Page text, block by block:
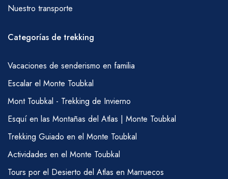
durante el día; ellos, por supuesto,
de sus deberes.
Es importante beber mucha agua durante su
caminata; el agua se puede comprar en
Marrakech antes de partir o en Imlil. También
es posible obtener agua en pequeños
del sendero en Imlil y en el refugio de
Toubkal. Necesitará llevar algo de esto usted
mismo, pero sus mulas llevarán un poco más;
Nuestro transporte
Categorías de trekking
Vacaciones de senderismo en familia
Escalar el Monte Toubkal
Mont Toubkal - Trekking de Invierno
Esquí en las Montañas del Atlas | Monte Toubkal
Trekking Guiado en el Monte Toubkal
Actividades en el Monte Toubkal
Tours por el Desierto del Atlas en Marruecos